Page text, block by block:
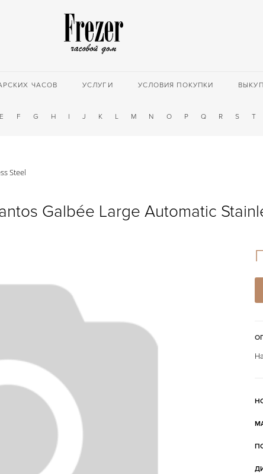
ЧАСОВ УСЛУГИ УСЛОВИЯ ПОКУПКИ ВЫКУП
E F G H I J K L M N O P Q R S T
Steel
Galbée Large Automatic